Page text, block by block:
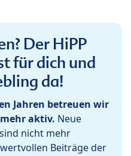
Der HiPP
für dich und
da!
Jahren betreuen wir
aktiv. Neue
nicht mehr
Beiträge der